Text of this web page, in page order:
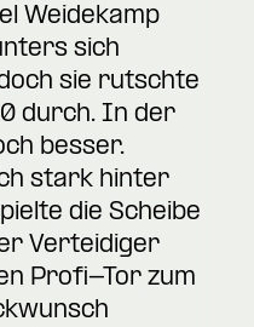
Weidekamp
sich
sie rutschte
durch. In der
besser.
stark hinter
die Scheibe
Verteidiger
Profi-Tor zum